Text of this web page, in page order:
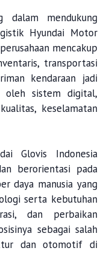
dalam mendukung
Hyundai Motor
mencakup
transportasi
kendaraan jadi
oleh sistem digital,
keselamatan
Glovis Indonesia
berorientasi pada
daya manusia yang
serta kebutuhan
dan perbaikan
sebagai salah
dan otomotif di